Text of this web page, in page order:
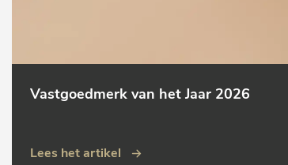
Vastgoedmerk van het Jaar 2026
Lees het artikel